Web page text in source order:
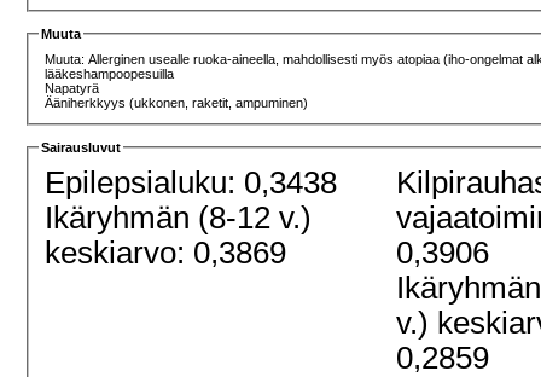
Muuta
Muuta: Allerginen usealle ruoka-aineella, mahdollisesti myös atopiaa (iho-ongelmat
lääkeshampoopesuilla
Napatyrä
Ääniherkkyys (ukkonen, raketit, ampuminen)
Sairausluvut
Epilepsialuku: 0,3438
Ikäryhmän (8-12 v.)
keskiarvo: 0,3869
0,3906
v.)
0,2859